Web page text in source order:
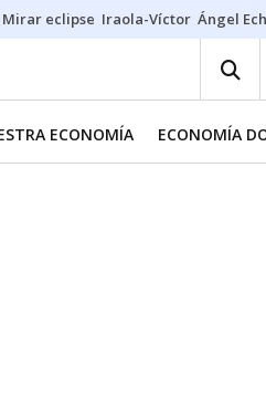
Mirar eclipse Iraola-Víctor Ángel
ECONOMÍA ECONOMÍA